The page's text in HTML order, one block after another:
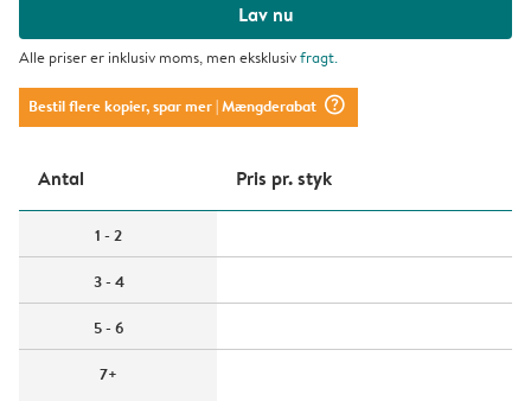
Lav nu
Alle priser er inklusiv moms, men eksklusivfragt.
Bestil flere kopier, spar mer| Mængderabat question_mark_circle
Antal Pris pr. styk
1 - 2
3 - 4
5 - 6
7+